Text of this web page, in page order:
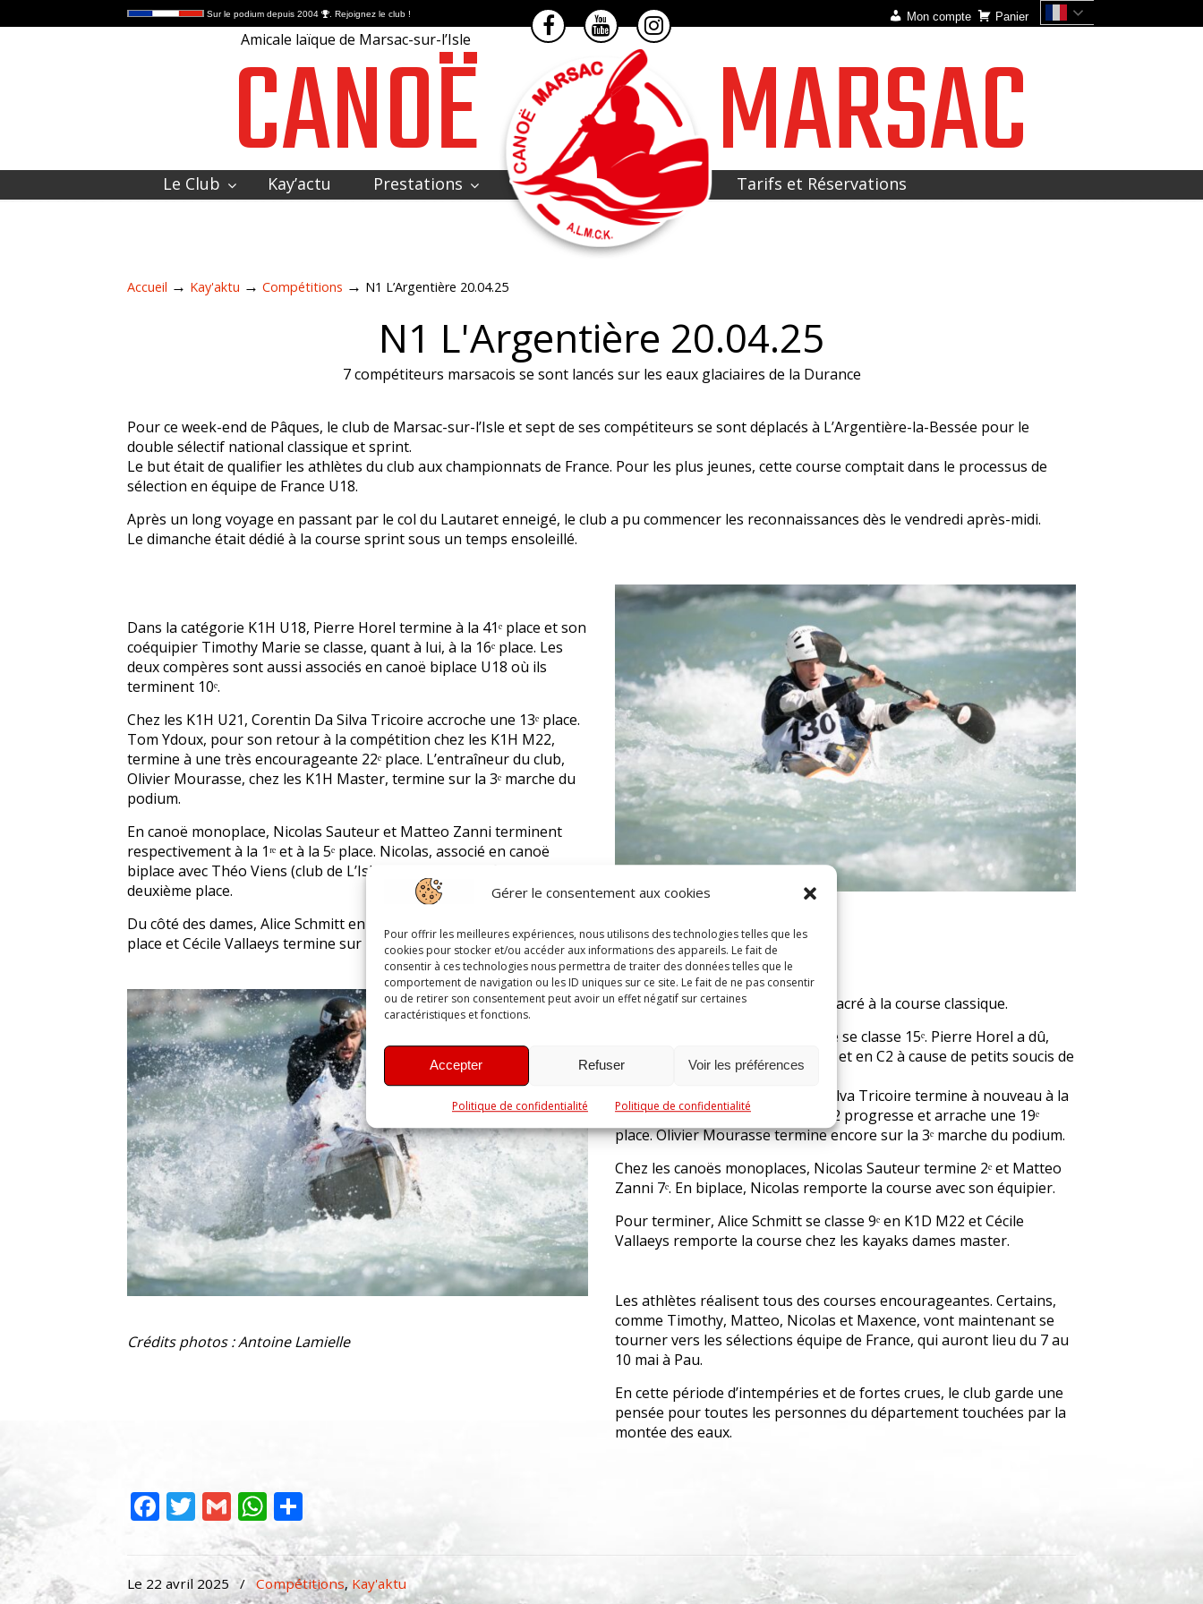
Gérer le consentement aux cookies
Pour offrir les meilleures expériences, nous utilisons des technologies telles que les
cookies pour stocker et/ou accéder aux informations des appareils. Le fait de
consentir à ces technologies nous permettra de traiter des données telles que le
comportement de navigation ou les ID uniques sur ce site. Le fait de ne pas consentir
ou de retirer son consentement peut avoir un effet négatif sur certaines
caractéristiques et fonctions.
Accepter Refuser Voir les préférences
Politique de confidentialité Politique de confidentialité
Sur le podium depuis 2004 . Rejoignez le club ! Mon compte Panier
Amicale laïque de Marsac-sur-l’Isle
CANOË MARSAC
Le Club Kay’actu Prestations
Tarifs et Réservations
Accueil → Kay'aktu → Compétitions → N1 L’Argentière 20.04.25
N1 L'Argentière 20.04.25
7 compétiteurs marsacois se sont lancés sur les eaux glaciaires de la Durance
Pour ce week-end de Pâques, le club de Marsac-sur-l’Isle et sept de ses compétiteurs se sont déplacés à L’Argentière-la-Bessée pour le
double sélectif national classique et sprint.
Le but était de qualifier les athlètes du club aux championnats de France. Pour les plus jeunes, cette course comptait dans le processus de
sélection en équipe de France U18.
Après un long voyage en passant par le col du Lautaret enneigé, le club a pu commencer les reconnaissances dès le vendredi après-midi.
Le dimanche était dédié à la course sprint sous un temps ensoleillé.
Dans la catégorie K1H U18, Pierre Horel termine à la 41ᵉ place et son
coéquipier Timothy Marie se classe, quant à lui, à la 16ᵉ place. Les
deux compères sont aussi associés en canoë biplace U18 où ils
terminent 10ᵉ.
Chez les K1H U21, Corentin Da Silva Tricoire accroche une 13ᵉ place.
Tom Ydoux, pour son retour à la compétition chez les K1H M22,
termine à une très encourageante 22ᵉ place. L’entraîneur du club,
Olivier Mourasse, chez les K1H Master, termine sur la 3ᵉ marche du
podium.
En canoë monoplace, Nicolas Sauteur et Matteo Zanni terminent
respectivement à la 1ʳᵉ et à la 5ᵉ place. Nicolas, associé en canoë
biplace avec Théo Viens (club de L’Isle-sur-la-Sorgue), finit à la
deuxième place.
Du côté des dames, Alice Schmitt en K1D M22 accroche une belle 8ᵉ
place et Cécile Vallaeys termine sur la 3ᵉ marche du podium K1D M.
Crédits photos : Antoine Lamielle
Le lundi de Pâques était, lui, consacré à la course classique.
Chez les K1H U18, Timothy Marie se classe 15ᵉ. Pierre Horel a dû,
quant à lui, déclarer forfait en K1 et en C2 à cause de petits soucis de
santé.
Chez les K1H U21, Corentin Da Silva Tricoire termine à nouveau à la
13ᵉ place. Tom Ydoux en K1H M22 progresse et arrache une 19ᵉ
place. Olivier Mourasse termine encore sur la 3ᵉ marche du podium.
Chez les canoës monoplaces, Nicolas Sauteur termine 2ᵉ et Matteo
Zanni 7ᵉ. En biplace, Nicolas remporte la course avec son équipier.
Pour terminer, Alice Schmitt se classe 9ᵉ en K1D M22 et Cécile
Vallaeys remporte la course chez les kayaks dames master.
Les athlètes réalisent tous des courses encourageantes. Certains,
comme Timothy, Matteo, Nicolas et Maxence, vont maintenant se
tourner vers les sélections équipe de France, qui auront lieu du 7 au
10 mai à Pau.
En cette période d’intempéries et de fortes crues, le club garde une
pensée pour toutes les personnes du département touchées par la
montée des eaux.
Facebook
Twitter
GmailWhatsApp
Le 22 avril 2025 / Compétitions, Kay'aktu